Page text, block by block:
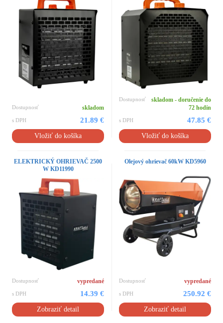
Dostupnosť skladom
s DPH 21.89 €
Vložiť do košíka
Dostupnosť
skladom - doručenie do
72 hodín
s DPH 47.85 €
Vložiť do košíka
ELEKTRICKÝ OHRIEVAČ 2500
W KD11990
Dostupnosť vypredané
s DPH 14.39 €
Zobraziť detail
Olejový ohrievač 60kW KD5960
Dostupnosť vypredané
s DPH 250.92 €
Zobraziť detail